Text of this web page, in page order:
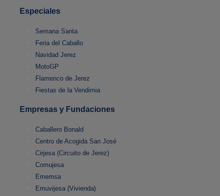
Especiales
Semana Santa
Feria del Caballo
Navidad Jerez
MotoGP
Flamenco de Jerez
Fiestas de la Vendimia
Empresas y Fundaciones
Caballero Bonald
Centro de Acogida San José
Cirjesa (Circuito de Jerez)
Comujesa
Ememsa
Emuvijesa (Vivienda)